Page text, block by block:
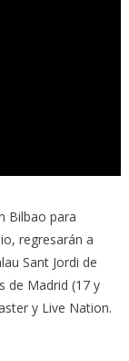
Bilbao para
regresarán a
Sant Jordi de
de Madrid (17 y
y Live Nation.